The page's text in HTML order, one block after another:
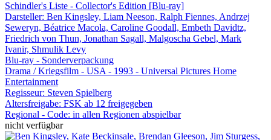
Schindler's Liste - Collector's Edition [Blu-ray]
Darsteller: Ben Kingsley, Liam Neeson, Ralph Fiennes, Andrzej
Seweryn, Béatrice Macola, Caroline Goodall, Embeth Davidtz,
Friedrich von Thun, Jonathan Sagall, Malgoscha Gebel, Mark
Ivanir, Shmulik Levy
Blu-ray - Sonderverpackung
Drama / Kriegsfilm - USA - 1993 - Universal Pictures Home
Entertainment
Regisseur: Steven Spielberg
Altersfreigabe: FSK ab 12 freigegeben
Regional - Code: in allen Regionen abspielbar
nicht verfügbar